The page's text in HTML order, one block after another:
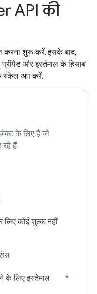
API की
करना शुरू करें. इसके बाद,
और इस्तेमाल के हिसाब
स्केल अप करें.
के लिए है जो
हैं.
कोई शुल्क नहीं
के लिए इस्तेमाल
*